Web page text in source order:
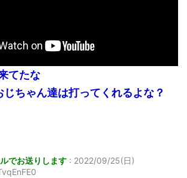
てたな
じちゃん達は打ってくれるよな？
でお送りします : 2022/09/25(日)